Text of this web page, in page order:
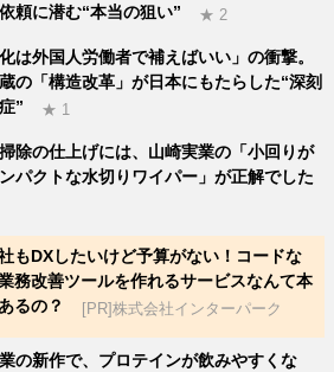
頼に潜む“本当の狙い”
★ 2
化は外国人労働者で補えばいい」の衝撃。
の「構造改革」が日本にもたらした“深刻
”
★ 1
除の仕上げには、山崎実業の「小回りが
パクトな水切りワイパー」が正解でした
もDXしたいけど予算がない！コードな
務改善ツールを作れるサービスなんて本
るの？
[PR]株式会社インターパーク
の新作で、プロテインが飲みやすくな